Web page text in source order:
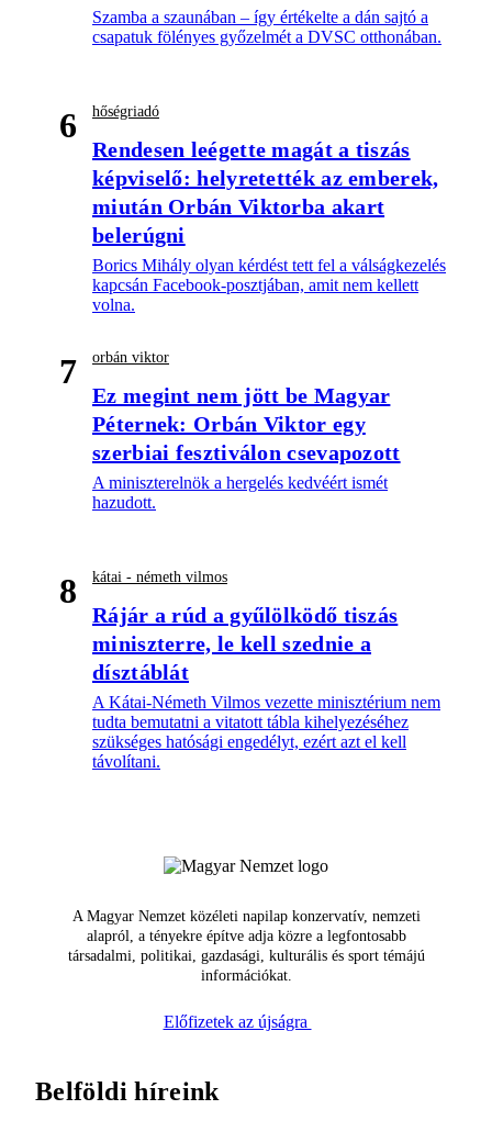
Szamba a szaunában – így értékelte a dán sajtó a
csapatuk fölényes győzelmét a DVSC otthonában.
6 hőségriadó
Rendesen leégette magát a tiszás
képviselő: helyretették az emberek,
miután Orbán Viktorba akart
belerúgni
Borics Mihály olyan kérdést tett fel a válságkezelés
kapcsán Facebook-posztjában, amit nem kellett
volna.
7 orbán viktor
Ez megint nem jött be Magyar
Péternek: Orbán Viktor egy
szerbiai fesztiválon csevapozott
A miniszterelnök a hergelés kedvéért ismét
hazudott.
8 kátai - németh vilmos
Rájár a rúd a gyűlölködő tiszás
miniszterre, le kell szednie a
dísztáblát
A Kátai-Németh Vilmos vezette minisztérium nem
tudta bemutatni a vitatott tábla kihelyezéséhez
szükséges hatósági engedélyt, ezért azt el kell
távolítani.
A Magyar Nemzet közéleti napilap konzervatív, nemzeti
alapról, a tényekre építve adja közre a legfontosabb
társadalmi, politikai, gazdasági, kulturális és sport témájú
információkat.
Előfizetek az újságra
Belföldi híreink